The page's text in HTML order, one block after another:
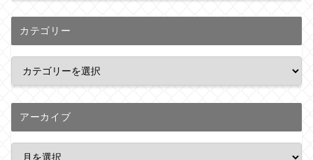
カテゴリー
アーカイブ